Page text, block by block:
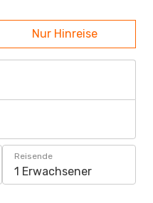
Nur Hinreise
Reisende
1 Erwachsener